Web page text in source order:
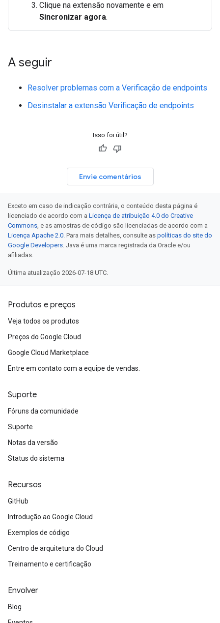
Clique na extensão novamente e em
Sincronizar agora.
A seguir
Resolver problemas com a Verificação de endpoints
Desinstalar a extensão Verificação de endpoints
Isso foi útil?
Envie comentários
Exceto em caso de indicação contrária, o conteúdo desta página é
licenciado de acordo com a Licença de atribuição 4.0 do Creative
Commons, e as amostras de código são licenciadas de acordo com a
Licença Apache 2.0. Para mais detalhes, consulte as políticas do site do
Google Developers. Java é uma marca registrada da Oracle e/ou
afiliadas.
Última atualização 2026-07-18 UTC.
Produtos e preços
Veja todos os produtos
Preços do Google Cloud
Google Cloud Marketplace
Entre em contato com a equipe de vendas.
Suporte
Fóruns da comunidade
Suporte
Notas da versão
Status do sistema
Recursos
GitHub
Introdução ao Google Cloud
Exemplos de código
Centro de arquitetura do Cloud
Treinamento e certificação
Envolver
Blog